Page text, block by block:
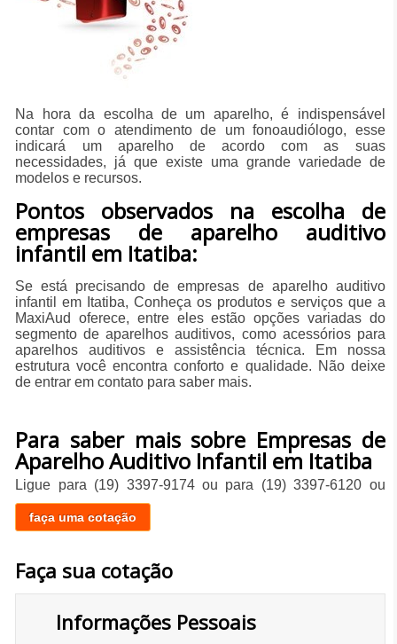
Na hora da escolha de um aparelho, é indispensável
contar com o atendimento de um fonoaudiólogo, esse
indicará um aparelho de acordo com as suas
necessidades, já que existe uma grande variedade de
modelos e recursos.
Pontos observados na escolha de
empresas de aparelho auditivo
infantil em Itatiba:
Se está precisando de empresas de aparelho auditivo
infantil em Itatiba, Conheça os produtos e serviços que a
MaxiAud oferece, entre eles estão opções variadas do
segmento de aparelhos auditivos, como acessórios para
aparelhos auditivos e assistência técnica. Em nossa
estrutura você encontra conforto e qualidade. Não deixe
de entrar em contato para saber mais.
Para saber mais sobre Empresas de
Aparelho Auditivo Infantil em Itatiba
Ligue para (19) 3397-9174ou para (19) 3397-6120 ou
faça uma cotação
Faça sua cotação
Informações Pessoais